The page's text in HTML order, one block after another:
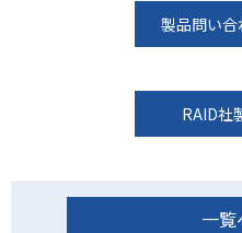
製品問い合
RAID社
一覧